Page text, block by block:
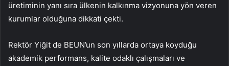
üretiminin yanı sıra ülkenin kalkınma vizyonuna yön veren
kurumlar olduğuna dikkati çekti.
Rektör Yiğit de BEUN’un son yıllarda ortaya koyduğu
akademik performans, kalite odaklı çalışmaları ve